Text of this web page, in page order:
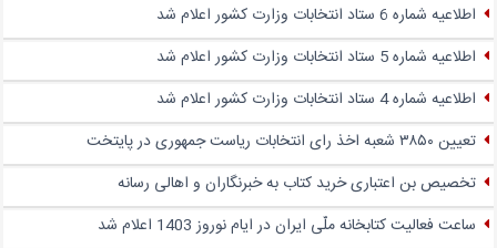
اطلاعیه شماره 6 ستاد انتخابات وزارت کشور اعلام شد
اطلاعیه شماره 5 ستاد انتخابات وزارت کشور اعلام شد
اطلاعیه شماره 4 ستاد انتخابات وزارت کشور اعلام شد
تعیین ۳۸۵۰ شعبه اخذ رای انتخابات ریاست جمهوری در پایتخت
تخصیص بن اعتباری خرید کتاب به خبرنگاران و اهالی رسانه
ساعت فعالیت کتابخانه ملّی ایران در ایام نوروز 1403 اعلام شد